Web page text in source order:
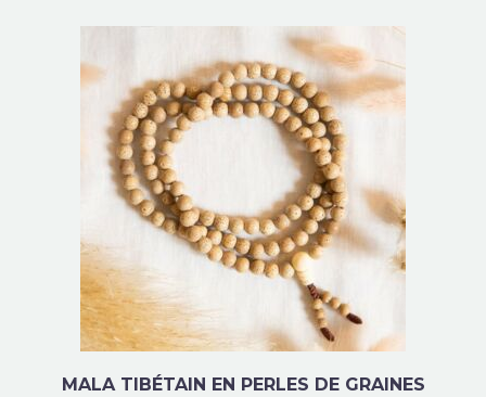
MALA TIBÉTAIN EN PERLES DE GRAINES